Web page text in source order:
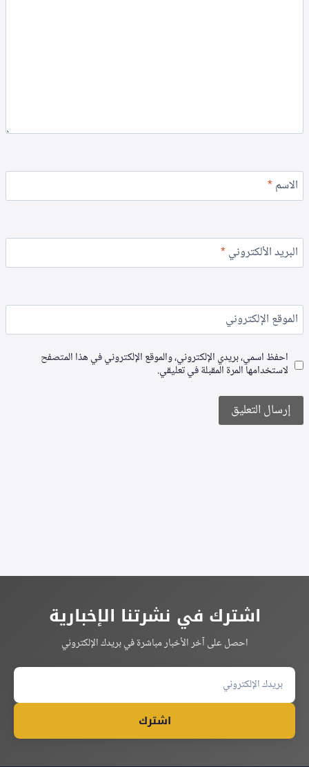
الاسم*
البريد الألكتروني*
الموقع الإلكتروني
احفظ اسمي، بريدي الإلكتروني، والموقع الإلكتروني في هذا المتصفح
لاستخدامها المرة المقبلة في تعليقي.
اشترك في نشرتنا الإخبارية
احصل على آخر الأخبار مباشرة في بريدك الإلكتروني
اشترك